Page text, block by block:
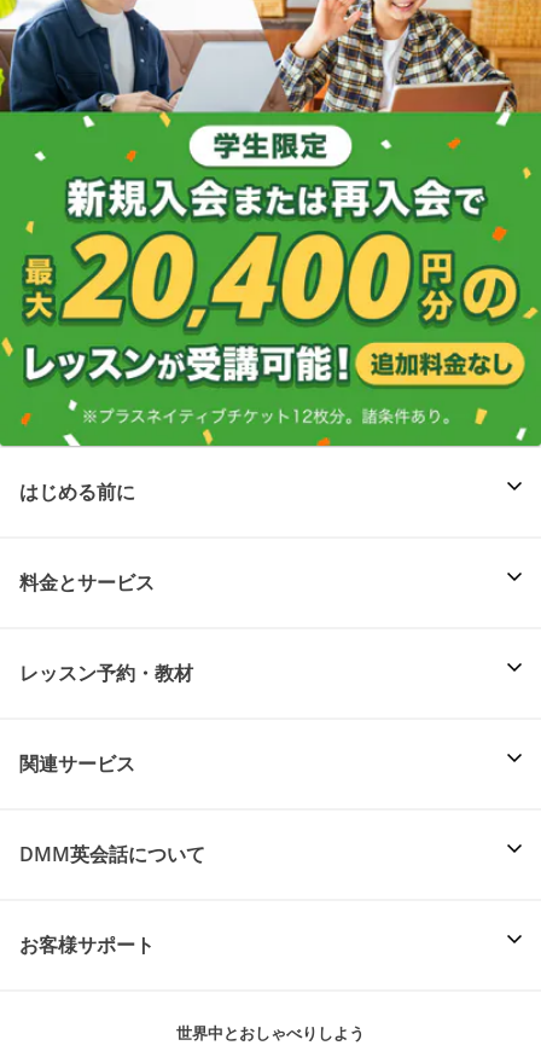
はじめる前に
料金とサービス
レッスン予約・教材
関連サービス
DMM英会話について
お客様サポート
世界中とおしゃべりしよう